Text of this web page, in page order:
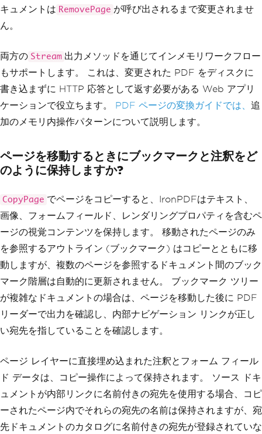
キュメントは RemovePage が呼び出されるまで変更されませ
ん。
両方の Stream 出力メソッドを通じてインメモリワークフロー
もサポートします。 これは、変更された PDF をディスクに
書き込まずに HTTP 応答として返す必要がある Web アプリ
ケーションで役立ちます。 PDF ページの変換ガイドでは、 追
加のメモリ内操作パターンについて説明します。
ページを移動するときにブックマークと注釈をど
のように保持しますか?
CopyPage でページをコピーすると、IronPDFはテキスト、
画像、フォームフィールド、レンダリングプロパティを含むペ
ージの視覚コンテンツを保持します。 移動されたページのみ
を参照するアウトライン (ブックマーク) はコピーとともに移
動しますが、複数のページを参照するドキュメント間のブック
マーク階層は自動的に更新されません。 ブックマーク ツリー
が複雑なドキュメントの場合は、ページを移動した後に PDF
リーダーで出力を確認し、内部ナビゲーション リンクが正し
い宛先を指していることを確認します。
ページ レイヤーに直接埋め込まれた注釈とフォーム フィール
ド データは、コピー操作によって保持されます。 ソース ドキ
ュメントが内部リンクに名前付きの宛先を使用する場合、コピ
ーされたページ内でそれらの宛先の名前は保持されますが、宛
先ドキュメントのカタログに名前付きの宛先が登録されていな